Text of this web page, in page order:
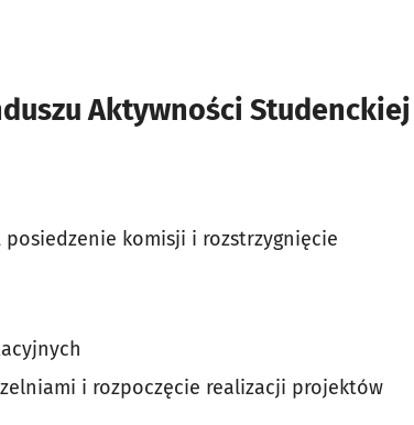
Aktywności Studenckiej
komisji i rozstrzygnięcie
i rozpoczęcie realizacji projektów